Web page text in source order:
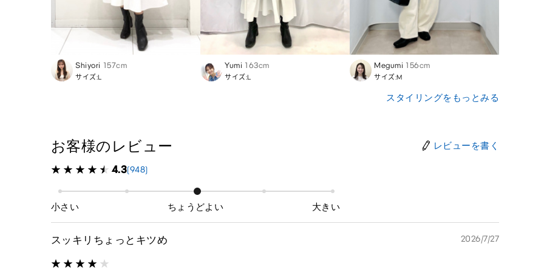
Shiyori 157cm
サイズ:L
Yumi 163cm
サイズ:L
Megumi 156cm
サイズ:M
スタイリングをもっとみる
お客様のレビュー レビューを書く
4.3(948)
小さい ちょうどよい 大きい
スッキリちょっとキツめ 2026/7/27